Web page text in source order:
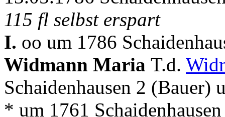
115 fl selbst erspart
I. oo um 1786
Widmann Maria T.d.
Schaidenhausen 2 (Bauer)
* um 1761 Schaidenhausen